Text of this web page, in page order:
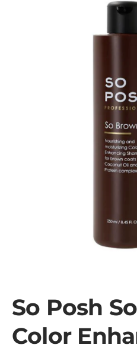
So Posh
Color